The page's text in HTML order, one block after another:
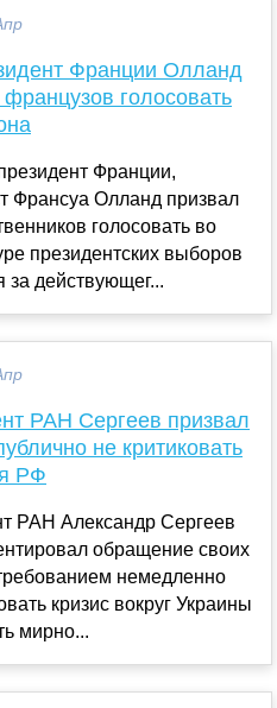
Франции Олланд
голосовать
Франции,
Франсуа Олланд призвал
голосовать во
президентских выборов
за действующег...
РАН Сергеев призвал
не критиковать
РФ
РАН Александр Сергеев
обращение своих
немедленно
кризис вокруг Украины
мирно...